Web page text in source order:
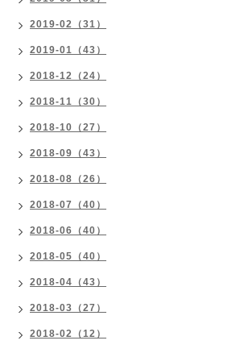
2019-02（31）
2019-01（43）
2018-12（24）
2018-11（30）
2018-10（27）
2018-09（43）
2018-08（26）
2018-07（40）
2018-06（40）
2018-05（40）
2018-04（43）
2018-03（27）
2018-02（12）